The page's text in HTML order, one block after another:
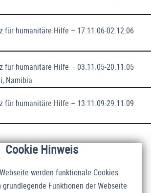
für humanitäre Hilfe – 17.11.06-02.12.06
für humanitäre Hilfe – 03.11.05-20.11.05
Namibia
für humanitäre Hilfe – 13.11.09-29.11.09
Cookie Hinweis
werden funktionale Cookies
grundlegende Funktionen der Webseite